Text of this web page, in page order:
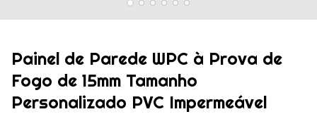
Painel de Parede WPC à Prova de
Fogo de 15mm Tamanho
Personalizado PVC Impermeável